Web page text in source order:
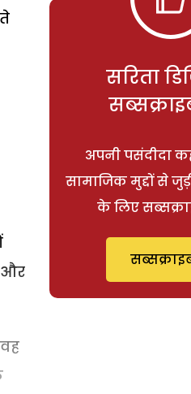
और
सरिता
अपनी पसंदीदा
सामाजिक मुद्दों से
के लिए